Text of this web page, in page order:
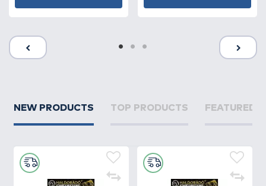
NEW PRODUCTS TOP PRODUCTS FEATURED